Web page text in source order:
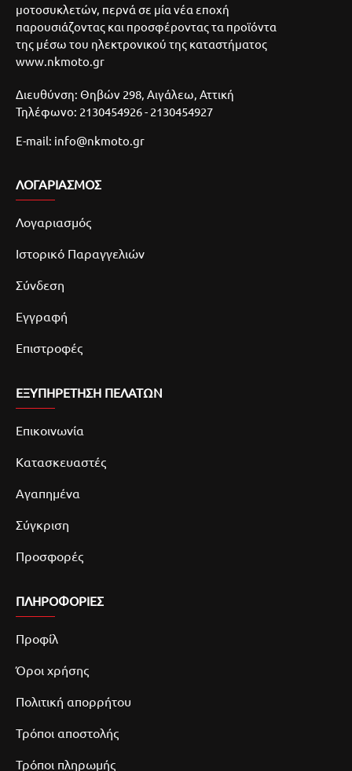
μοτοσυκλετών, περνά σε μία νέα εποχή
παρουσιάζοντας και προσφέροντας τα προϊόντα
της μέσω του ηλεκτρονικού της καταστήματος
www.nkmoto.gr
Διευθύνση: Θηβών 298, Αιγάλεω, Αττική
Τηλέφωνο: 2130454926 - 2130454927
E-mail: info@nkmoto.gr
ΛΟΓΑΡΙΑΣΜΌΣ
Λογαριασμός
Ιστορικό Παραγγελιών
Σύνδεση
Εγγραφή
Επιστροφές
ΕΞΥΠΗΡΕΤΗΣΗ ΠΕΛΑΤΩΝ
Επικοινωνία
Κατασκευαστές
Αγαπημένα
Σύγκριση
Προσφορές
ΠΛΗΡΟΦΟΡΙΕΣ
Προφίλ
Όροι χρήσης
Πολιτική απορρήτου
Τρόποι αποστολής
Τρόποι πληρωμής